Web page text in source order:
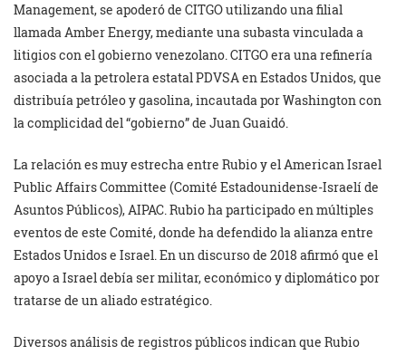
Management, se apoderó de CITGO utilizando una filial
llamada Amber Energy, mediante una subasta vinculada a
litigios con el gobierno venezolano. CITGO era una refinería
asociada a la petrolera estatal PDVSA en Estados Unidos, que
distribuía petróleo y gasolina, incautada por Washington con
la complicidad del “gobierno” de Juan Guaidó.
La relación es muy estrecha entre Rubio y el American Israel
Public Affairs Committee (Comité Estadounidense-Israelí de
Asuntos Públicos), AIPAC. Rubio ha participado en múltiples
eventos de este Comité, donde ha defendido la alianza entre
Estados Unidos e Israel. En un discurso de 2018 afirmó que el
apoyo a Israel debía ser militar, económico y diplomático por
tratarse de un aliado estratégico.
Diversos análisis de registros públicos indican que Rubio